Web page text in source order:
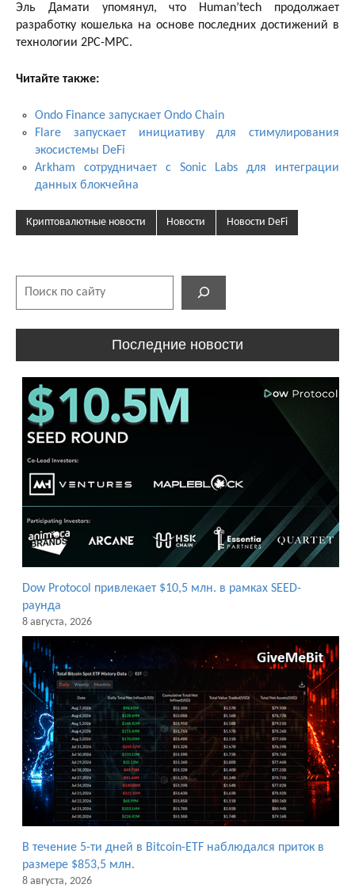
Эль Дамати упомянул, что Human’tech продолжает
разработку кошелька на основе последних достижений в
технологии 2PC-MPC.
Читайте также:
Ondo Finance запускает Ondo Chain
Flare запускает инициативу для стимулирования
экосистемы DeFi
Arkham сотрудничает с Sonic Labs для интеграции
данных блокчейна
Криптовалютные новости Новости Новости DeFi
Последние новости
Dow Protocol привлекает $10,5 млн. в рамках SEED-
раунда
8 августа, 2026
В течение 5-ти дней в Bitcoin-ETF наблюдался приток в
размере $853,5 млн.
8 августа, 2026